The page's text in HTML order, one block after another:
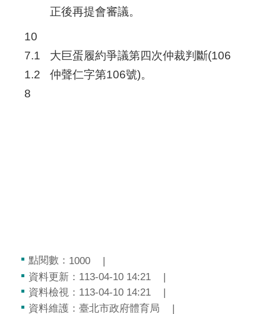
正後再提會審議。
10
7.1
1.2
8
大巨蛋履約爭議第四次仲裁判斷(106
仲聲仁字第106號)。
點閱數： 1000
資料更新：113-04-10 14:21
資料檢視：113-04-10 14:21
資料維護：臺北市政府體育局